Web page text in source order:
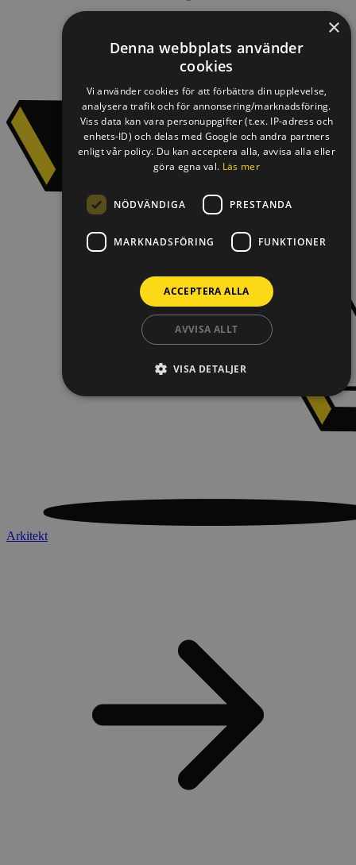
Arkitekt
×
Denna webbplats använder
cookies
Vi använder cookies för att förbättra din upplevelse,
analysera trafik och för annonsering/marknadsföring.
Viss data kan vara personuppgifter (t.ex. IP-adress och
enhets-ID) och delas med Google och andra partners
enligt vår policy. Du kan acceptera alla, avvisa alla eller
göra egna val. Läs mer
NÖDVÄNDIGA PRESTANDA
MARKNADSFÖRING FUNKTIONER
ACCEPTERA ALLA
AVVISA ALLT
VISA DETALJER